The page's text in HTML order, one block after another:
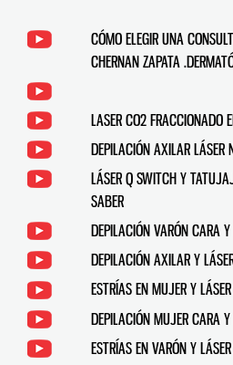
CÓMO ELEGIR UNA
CHERNAN ZAPATA
LASER CO2 FRACCIONADO
DEPILACIÓN AXILAR LÁSER
LÁSER Q SWITCH Y
SABER
DEPILACIÓN VARÓN CARA
DEPILACIÓN AXILAR Y
ESTRÍAS EN MUJER Y
DEPILACIÓN MUJER CARA
ESTRÍAS EN VARÓN Y